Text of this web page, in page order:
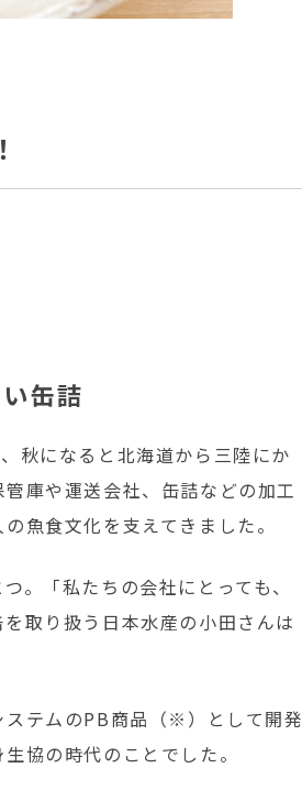
缶詰
秋になると北海道から三陸にか
庫や運送会社、缶詰などの加工
魚食文化を支えてきました。
。「私たちの会社にとっても、
取り扱う日本水産の小田さんは
テムのPB商品（※）として開発
協の時代のことでした。